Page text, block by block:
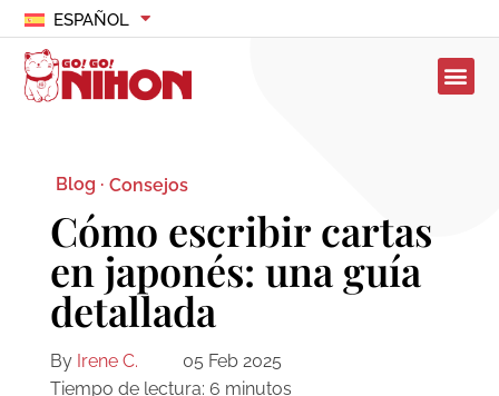
ESPAÑOL
Blog · Consejos
Cómo escribir cartas
en japonés: una guía
detallada
By Irene C.
05 Feb 2025
Tiempo de lectura: 6 minutos